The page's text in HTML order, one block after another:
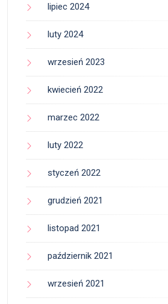
lipiec 2024
luty 2024
wrzesień 2023
kwiecień 2022
marzec 2022
luty 2022
styczeń 2022
grudzień 2021
listopad 2021
październik 2021
wrzesień 2021